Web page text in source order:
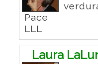
Pace
LLL
Laura